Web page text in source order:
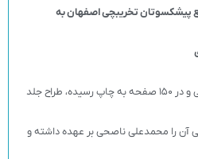
تخریبچی اصفهان به
کتاب «معبر گمشده» در قطع رقعی و در ۱۵۰ صفحه به چاپ رسیده، طراح جلد
را محمدعلی ناصحی بر عهده داشته و